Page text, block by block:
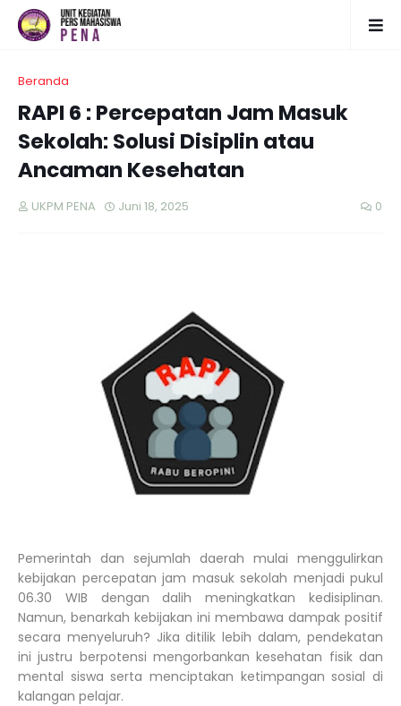
Beranda
RAPI 6 : Percepatan Jam Masuk
Sekolah: Solusi Disiplin atau
Ancaman Kesehatan
UKPM PENA Juni 18, 2025 0
Pemerintah dan sejumlah daerah mulai menggulirkan
kebijakan percepatan jam masuk sekolah menjadi pukul
06.30 WIB dengan dalih meningkatkan kedisiplinan.
Namun, benarkah kebijakan ini membawa dampak positif
secara menyeluruh? Jika ditilik lebih dalam, pendekatan
ini justru berpotensi mengorbankan kesehatan fisik dan
mental siswa serta menciptakan ketimpangan sosial di
kalangan pelajar.